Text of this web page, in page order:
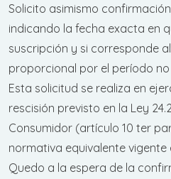
Solicito asimismo
indicando la fecha exacta en
suscripción y si corresponde
proporcional por el período
Esta solicitud se realiza en
rescisión previsto en la Ley
Consumidor (artículo 10 ter
normativa equivalente vigente
Quedo a la espera de la